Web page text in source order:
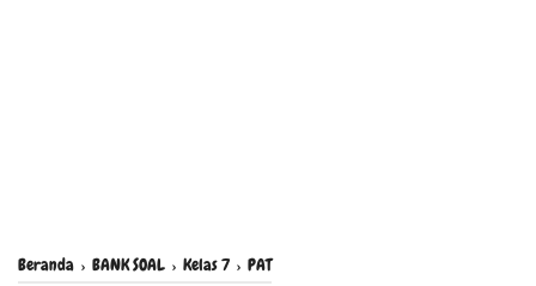
Beranda › BANK SOAL › Kelas 7 › PAT